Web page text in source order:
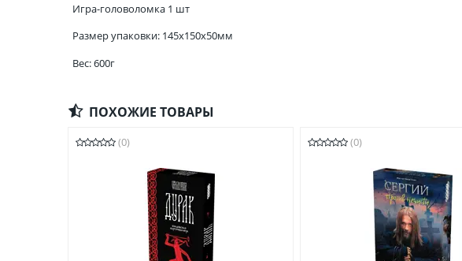
Игра-головоломка 1 шт
Размер упаковки: 145x150x50мм
Вес: 600г
ПОХОЖИЕ ТОВАРЫ
(0) (0)